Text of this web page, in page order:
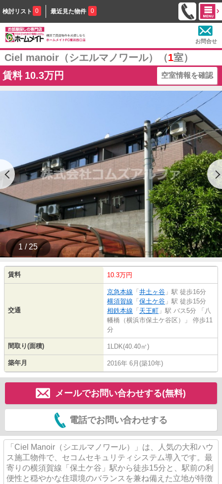
検討リスト 0 最近見た物件 0
お問合せ
Ciel manoir（シエルマノワール）（1室）
賃料 10.3万円 空室情報を確認
1 / 25
賃料 10.3万円
交通
京急本線 「 井土ヶ谷 」駅 徒歩16分
横須賀線 「 保土ケ谷 」駅 徒歩15分
相鉄本線 「 天王町 」駅 バス5分 「八
幡橋（横浜市保土ケ谷区）」 停歩11
分
間取り(面積) 1LDK(40.40㎡)
築年月 2016年 6月(築10年)
メールでお問い合わせする(無料)
電話でお問い合わせする
「Ciel Manoir（シエルマノワール）」は、人気の大和ハウ
ス施工物件で、セコムセキュリティシステム導入です。最
寄りの横須賀線「保土ケ谷」駅から徒歩15分と、駅前の利
便性と穏やかな住環境のバランスを兼ね備えた立地が特徴